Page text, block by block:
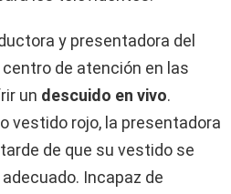
y presentadora del
de atención en las
un descuido en vivo.
vestido rojo, la presentadora
de que su vestido se
Incapaz de